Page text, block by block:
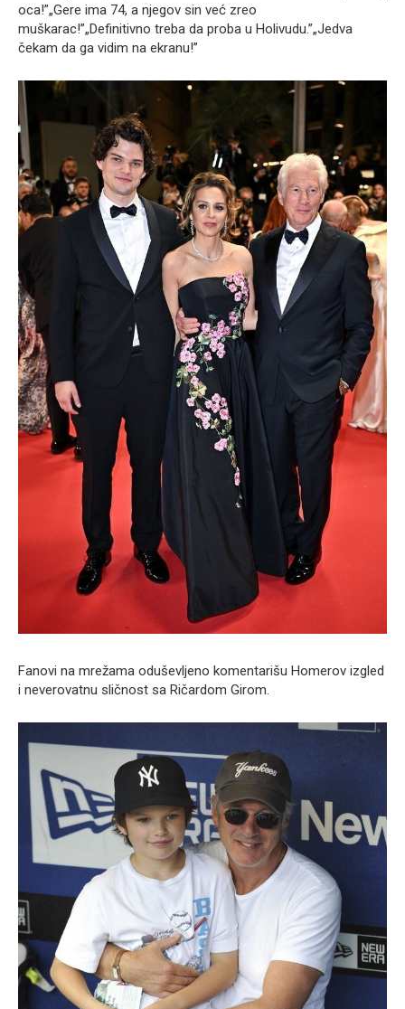
oca!”„Gere ima 74, a njegov sin već zreo
muškarac!”„Definitivno treba da proba u Holivudu.”„Jedva
čekam da ga vidim na ekranu!”
Fanovi na mrežama oduševljeno komentarišu Homerov izgled
i neverovatnu sličnost sa Ričardom Girom.